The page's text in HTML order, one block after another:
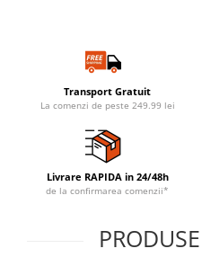
Transport Gratuit
La comenzi de peste 249.99 lei
Livrare RAPIDA in 24/48h
de la confirmarea comenzii*